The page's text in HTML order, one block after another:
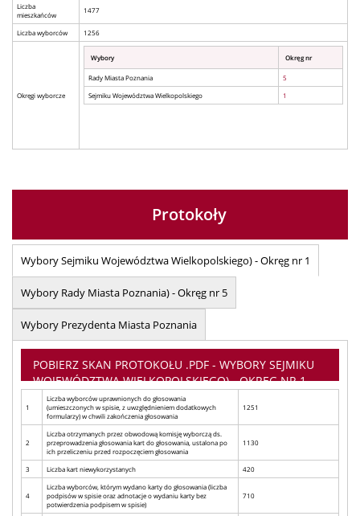
Liczba
mieszkańców
1477
Liczba wyborców 1256
Okręgi wyborcze
Wybory Okręg nr
Rady Miasta Poznania
5
Sejmiku Województwa Wielkopolskiego
1
Protokoły
Wybory Sejmiku Województwa Wielkopolskiego) - Okręg nr 1
Wybory Rady Miasta Poznania) - Okręg nr 5
Wybory Prezydenta Miasta Poznania
POBIERZ SKAN PROTOKOŁU .PDF - WYBORY SEJMIKU
WOJEWÓDZTWA WIELKOPOLSKIEGO) - OKRĘG NR 1
1
Liczba wyborców uprawnionych do głosowania
(umieszczonych w spisie, z uwzględnieniem dodatkowych
formularzy) w chwili zakończenia głosowania
1251
2
Liczba otrzymanych przez obwodową komisję wyborczą ds.
przeprowadzenia głosowania kart do głosowania, ustalona po
ich przeliczeniu przed rozpoczęciem głosowania
1130
3 Liczba kart niewykorzystanych 420
4
Liczba wyborców, którym wydano karty do głosowania (liczba
podpisów w spisie oraz adnotacje o wydaniu karty bez
potwierdzenia podpisem w spisie)
710